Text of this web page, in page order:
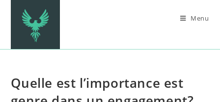
Menu
Quelle est l’importance est